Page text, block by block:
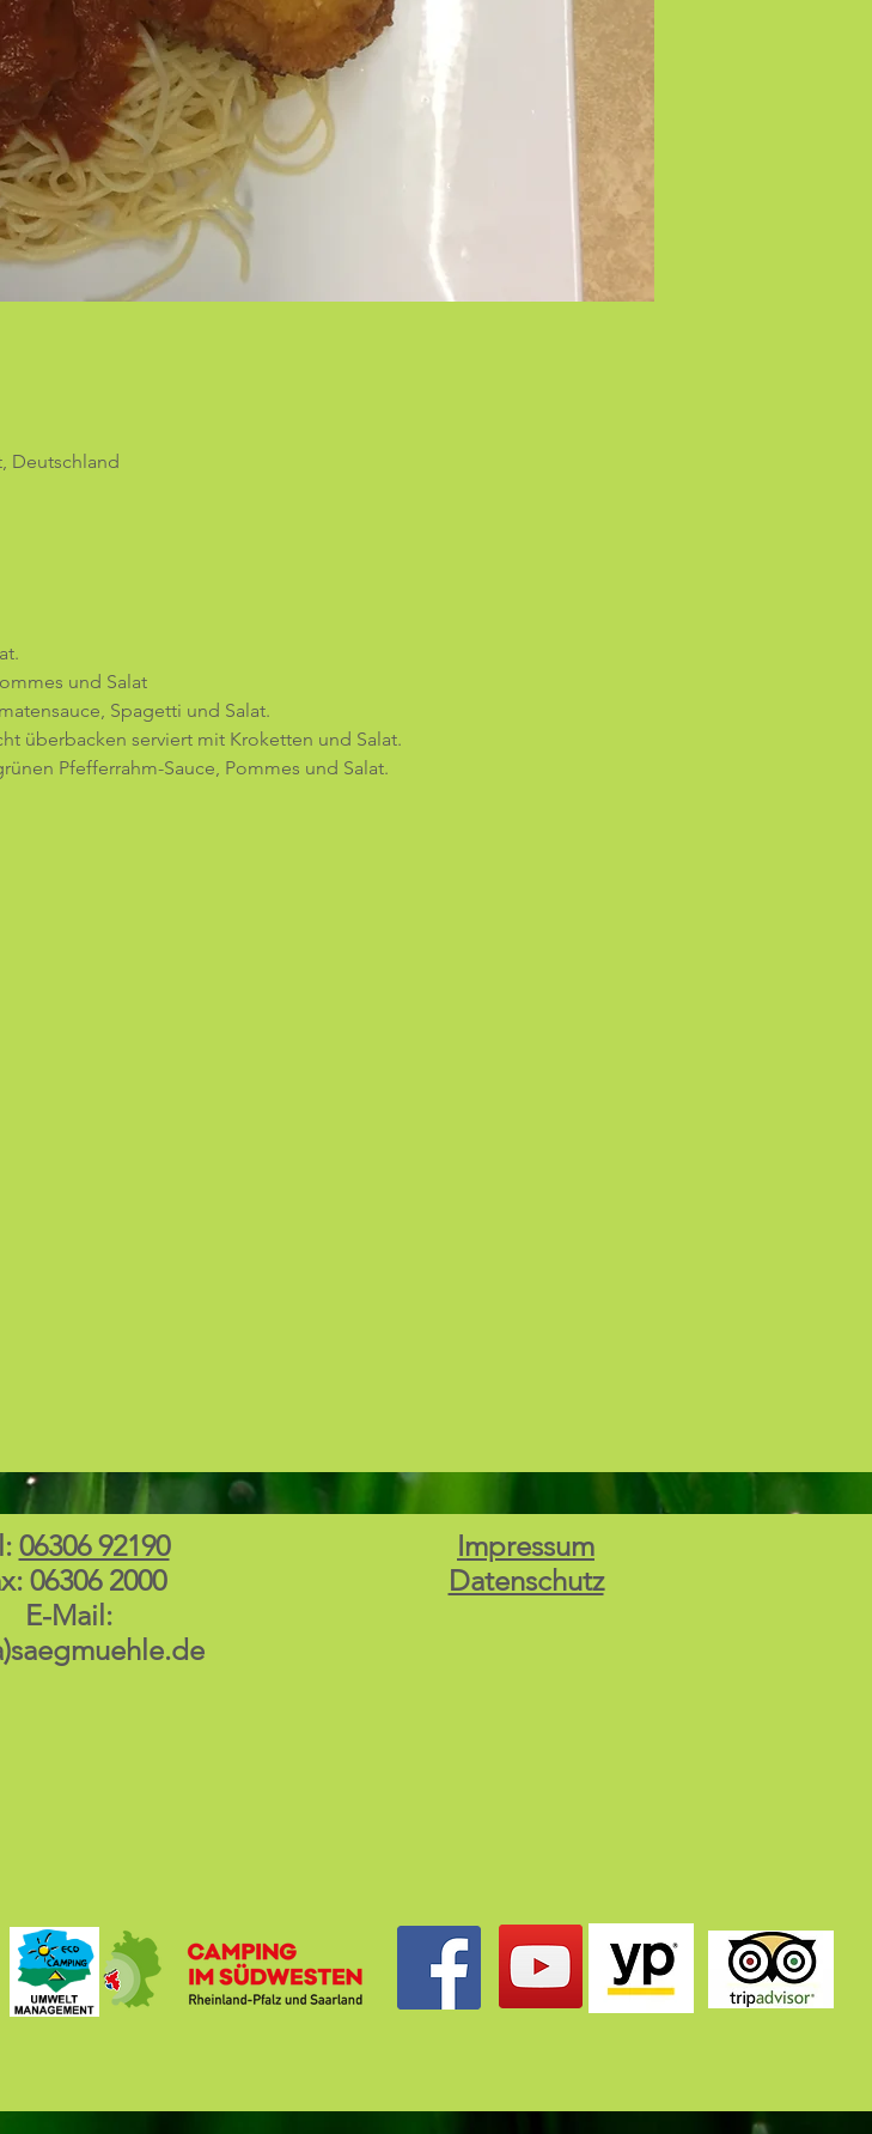
Deutschland
und Salat
Spagetti und Salat.
überbacken serviert mit Kroketten und Salat.
Pfefferrahm-Sauce, Pommes und Salat.
06306 92190
06306 2000
E-Mail:
Impressum
Datenschutz